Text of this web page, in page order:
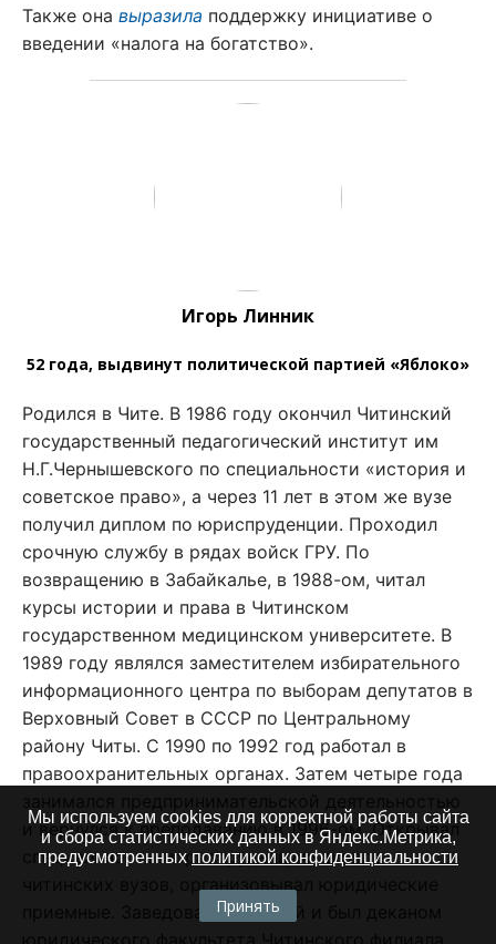
Также она выразила поддержку инициативе о
введении «налога на богатство».
Игорь Линник
52 года, выдвинут политической партией «Яблоко»
Родился в Чите. В 1986 году окончил Читинский
государственный педагогический институт им
Н.Г.Чернышевского по специальности «история и
советское право», а через 11 лет в этом же вузе
получил диплом по юриспруденции. Проходил
срочную службу в рядах войск ГРУ. По
возвращению в Забайкалье, в 1988-ом, читал
курсы истории и права в Читинском
государственном медицинском университете. В
1989 году являлся заместителем избирательного
информационного центра по выборам депутатов в
Верховный Совет в СССР по Центральному
району Читы. С 1990 по 1992 год работал в
правоохранительных органах. Затем четыре года
и вернулся к преподаванию в 1996-ом. Открывал
специальность «юриспруденция» в ряде
читинских вузов, организовывал юридические
приемные. Заведовал кафедрой и был деканом
Мы используем cookies для корректной работы сайта
и сбора статистических данных в Яндекс.Метрика,
предусмотренных политикой конфиденциальности
Принять